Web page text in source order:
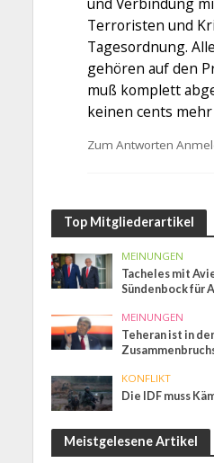
Terroristen und
Tagesordnung.
gehören auf den
muß komplett
keinen cents
Zum Antworten
Top Mitgliederartikel
MEINUNGEN
Tacheles mit
Sündenbock für
MEINUNGEN
Teheran ist in
KONFLIKT
Die IDF muss
Meistgelesene Artikel